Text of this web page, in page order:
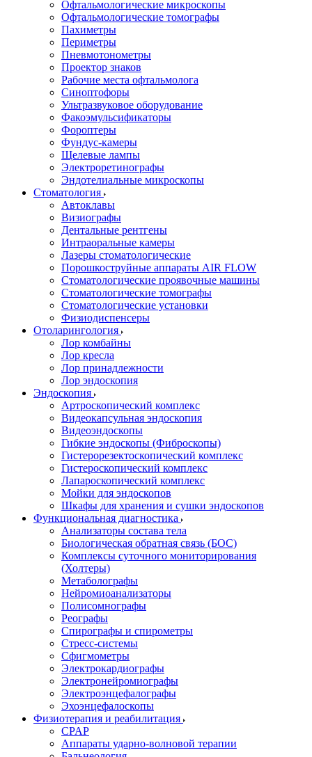
Офтальмологические микроскопы
Офтальмологические томографы
Пахиметры
Периметры
Пневмотонометры
Проектор знаков
Рабочие места офтальмолога
Синоптофоры
Ультразвуковое оборудование
Факоэмульсификаторы
Фороптеры
Фундус-камеры
Щелевые лампы
Электроретинографы
Эндотелиальные микроскопы
Стоматология
Автоклавы
Визиографы
Дентальные рентгены
Интраоральные камеры
Лазеры стоматологические
Порошкоструйные аппараты AIR FLOW
Стоматологические проявочные машины
Стоматологические томографы
Стоматологические установки
Физиодиспенсеры
Отоларингология
Лор комбайны
Лор кресла
Лор принадлежности
Лор эндоскопия
Эндоскопия
Артроскопический комплекс
Видеокапсульная эндоскопия
Видеоэндоскопы
Гибкие эндоскопы (Фиброcкопы)
Гистерорезектоскопический комплекс
Гистероскопический комплекс
Лапароскопический комплекс
Мойки для эндоскопов
Шкафы для хранения и сушки эндоскопов
Функциональная диагностика
Анализаторы состава тела
Биологическая обратная связь (БОС)
Комплексы суточного мониторирования
(Холтеры)
Метаболографы
Нейромиоанализаторы
Полисомнографы
Реографы
Спирографы и спирометры
Стресс-системы
Сфигмометры
Электрокардиографы
Электронейромиографы
Электроэнцефалографы
Эхоэнцефалоскопы
Физиотерапия и реабилитация
CPAP
Аппараты ударно-волновой терапии